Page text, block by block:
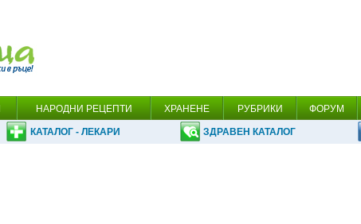
НАРОДНИ РЕЦЕПТИ ХРАНЕНЕ РУБРИКИ ФОРУМ
КАТАЛОГ - ЛЕКАРИ ЗДРАВЕН КАТАЛОГ